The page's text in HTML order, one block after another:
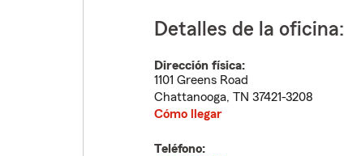
Detalles de la oficina:
Dirección física:
1101 Greens Road
Chattanooga, TN 37421-3208
Cómo llegar
Teléfono: